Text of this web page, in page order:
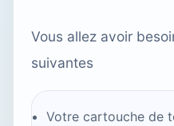
Vous allez avoir
suivantes
Votre cartouche de